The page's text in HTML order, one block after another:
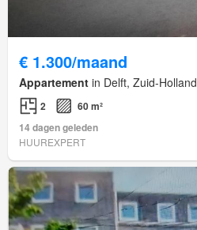
€ 1.300/maand
Appartement in Delft, Zuid-Holland
2
60 m²
14 dagen geleden
HUUREXPERT